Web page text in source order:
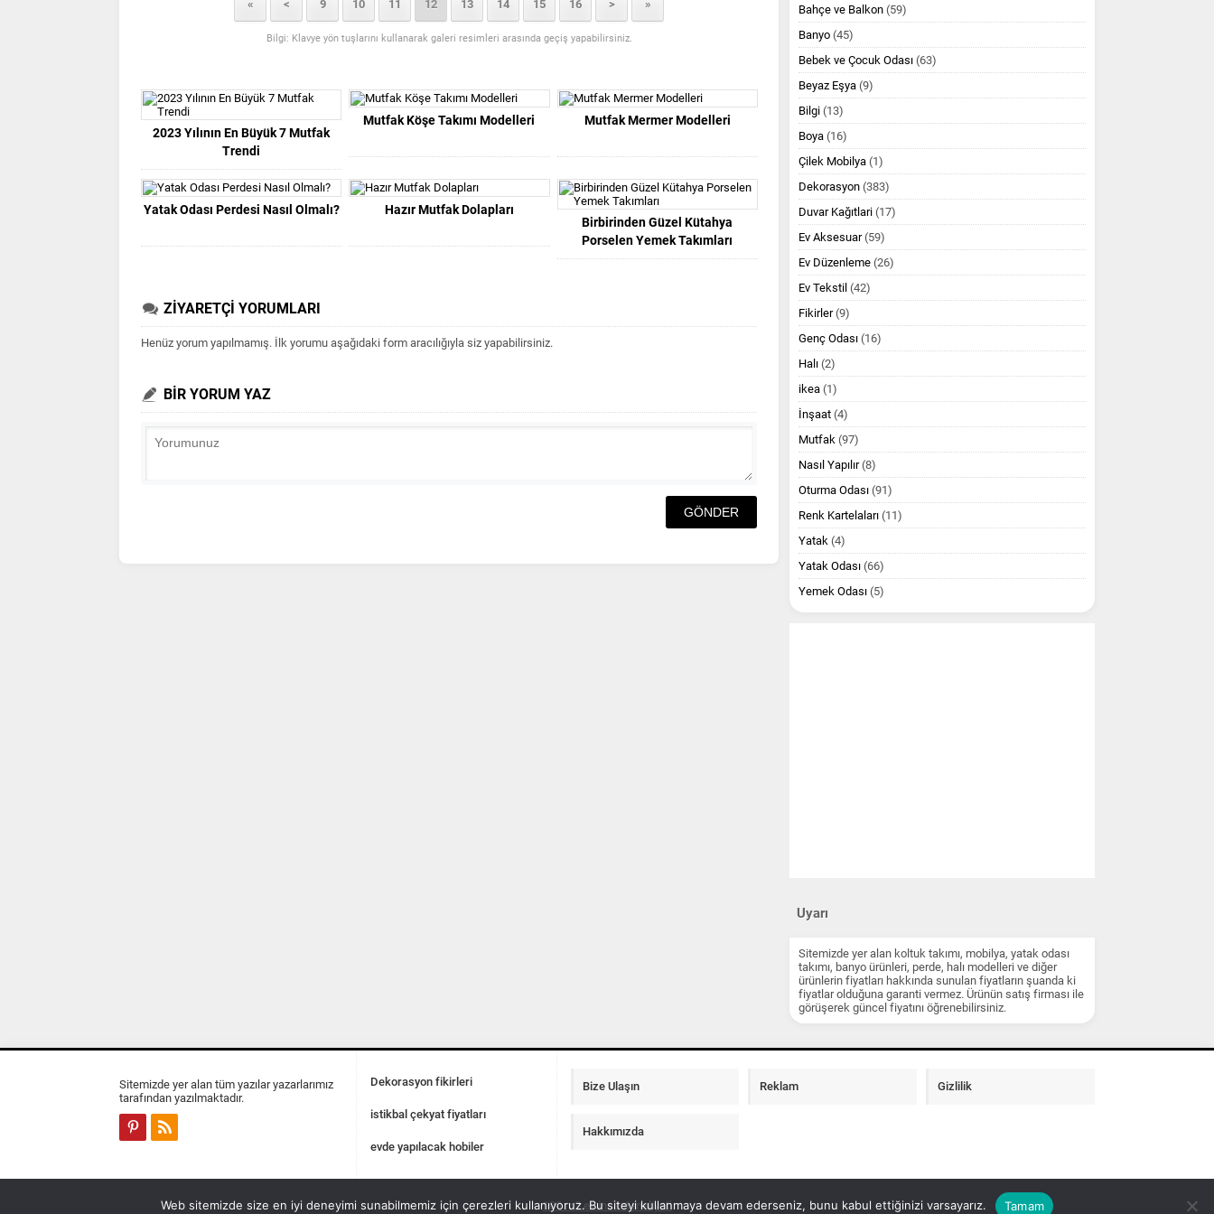
« < 9 10 11 12 13 14 15 16 > »
Bilgi: Klavye yön tuşlarını kullanarak galeri resimleri arasında geçiş yapabilirsiniz.
2023 Yılının En Büyük 7 Mutfak
Trendi
Mutfak Köşe Takımı Modelleri Mutfak Mermer Modelleri
Yatak Odası Perdesi Nasıl Olmalı?
Hazır Mutfak Dolapları
Birbirinden Güzel Kütahya
Porselen Yemek Takımları
ZİYARETÇİ YORUMLARI
Henüz yorum yapılmamış. İlk yorumu aşağıdaki form aracılığıyla siz yapabilirsiniz.
BİR YORUM YAZ
Bahçe ve Balkon (59)
Banyo (45)
Bebek ve Çocuk Odası (63)
Beyaz Eşya (9)
Bilgi (13)
Boya (16)
Çilek Mobilya (1)
Dekorasyon (383)
Duvar Kağıtlari (17)
Ev Aksesuar(59)
Ev Düzenleme (26)
Ev Tekstil (42)
Fikirler(9)
Genç Odası (16)
Halı (2)
ikea (1)
İnşaat (4)
Mutfak (97)
Nasıl Yapılır(8)
Oturma Odası (91)
Renk Kartelaları (11)
Yatak (4)
Yatak Odası (66)
Yemek Odası (5)
Uyarı
Sitemizde yer alan koltuk takımı, mobilya, yatak odası
takımı, banyo ürünleri, perde, halı modelleri ve diğer
ürünlerin fiyatları hakkında sunulan fiyatların şuanda ki
fiyatlar olduğuna garanti vermez. Ürünün satış firması ile
görüşerek güncel fiyatını öğrenebilirsiniz.
Sitemizde yer alan tüm yazılar yazarlarımız
tarafından yazılmaktadır.
Dekorasyon fikirleri
istikbal çekyat fiyatları
evde yapılacak hobiler
Bize Ulaşın Reklam Gizlilik
Hakkımızda
100 m2 ev insaat maliyeti
Web sitemizde size en iyi deneyimi sunabilmemiz için çerezleri kullanıyoruz. Bu siteyi kullanmaya devam ederseniz, bunu kabul ettiğinizi varsayarız. Tamam